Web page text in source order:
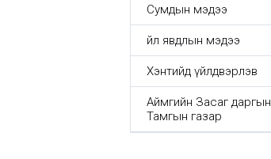
Сумдын мэдээ
Үйл явдлын мэдээ
Хэнтийд үйлдвэрлэв
Аймгийн Засаг даргын
Тамгын газар